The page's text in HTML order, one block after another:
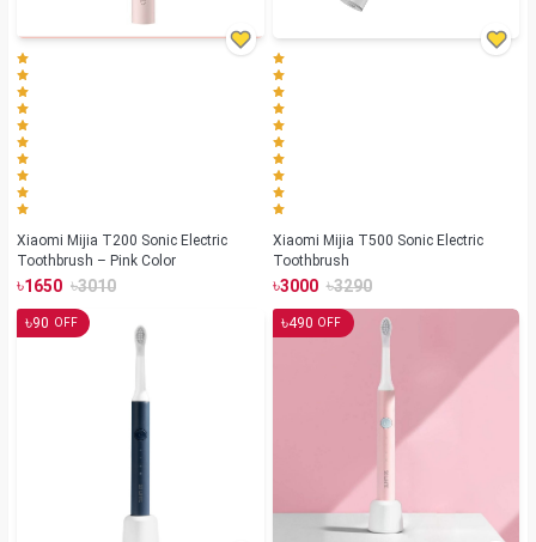
Xiaomi Mijia T200 Sonic Electric
Toothbrush – Pink Color
৳1650 ৳3010
Xiaomi Mijia T500 Sonic Electric
Toothbrush
৳3000 ৳3290
৳90 OFF ৳490 OFF